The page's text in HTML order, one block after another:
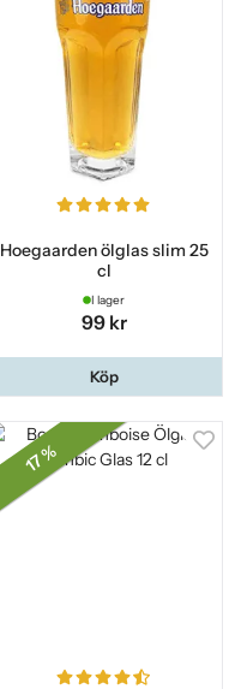
Hoegaarden ölglas slim 25
cl
I lager
99 kr
Köp
17 %